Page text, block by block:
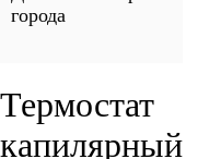
города
Термостат
капилярный